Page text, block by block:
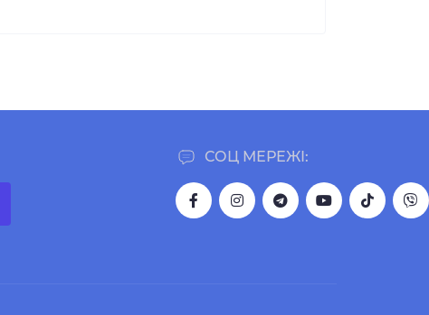
СОЦ МЕРЕЖІ: